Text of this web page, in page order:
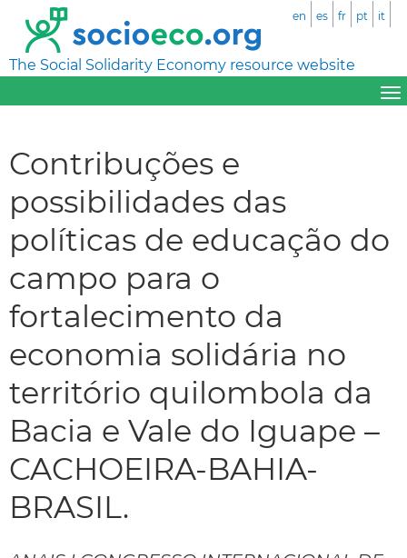
The Social Solidarity Economy resource website
en es fr pt it
Contribuções e
possibilidades das
políticas de educação do
campo para o
fortalecimento da
economia solidária no
território quilombola da
Bacia e Vale do Iguape –
CACHOEIRA-BAHIA-
BRASIL.